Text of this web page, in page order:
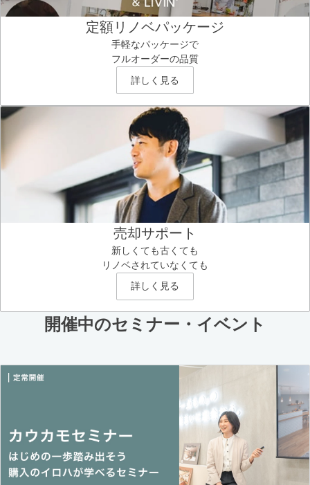
定額リノベパッケージ
手軽なパッケージで
フルオーダーの品質
詳しく見る
売却サポート
新しくても古くても
リノベされていなくても
詳しく見る
開催中のセミナー・イベント